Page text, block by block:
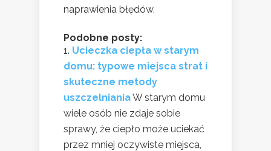
naprawienia błędów.
Podobne posty:
Ucieczka ciepła w starym
domu: typowe miejsca strat i
skuteczne metody
uszczelnianiaW starym domu
wiele osób nie zdaje sobie
sprawy, że ciepło może uciekać
przez mniej oczywiste miejsca,